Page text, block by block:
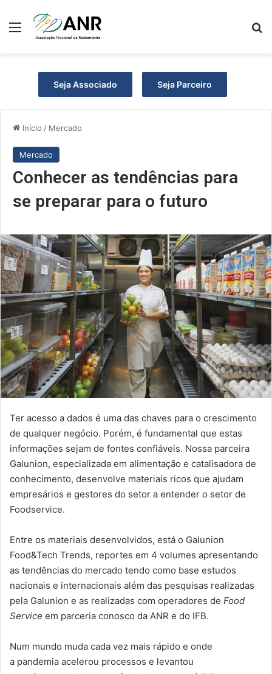
Menu
Seja Associado Seja Parceiro
Início / Mercado
Mercado
Conhecer as tendências para
se preparar para o futuro
Ter acesso a dados é uma das chaves para o crescimento
de qualquer negócio. Porém, é fundamental que estas
informações sejam de fontes confiáveis. Nossa parceira
Galunion, especializada em alimentação e catalisadora de
conhecimento, desenvolve materiais ricos que ajudam
empresários e gestores do setor a entender o setor de
Foodservice.
Entre os materiais desenvolvidos, está o Galunion
Food&Tech Trends, reportes em 4 volumes apresentando
as tendências do mercado tendo como base estudos
nacionais e internacionais além das pesquisas realizadas
pela Galunion e as realizadas com operadores de Food
Service em parceria conosco da ANR e do IFB.
Num mundo muda cada vez mais rápido e onde
a pandemia acelerou processos e levantou